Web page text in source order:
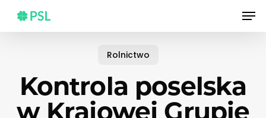
main
Rolnictwo
Kontrola poselska
w Krajowej Grupie